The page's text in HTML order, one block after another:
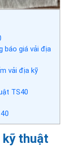
báo giá vải địa
vải địa kỹ
TS40
kỹ thuật